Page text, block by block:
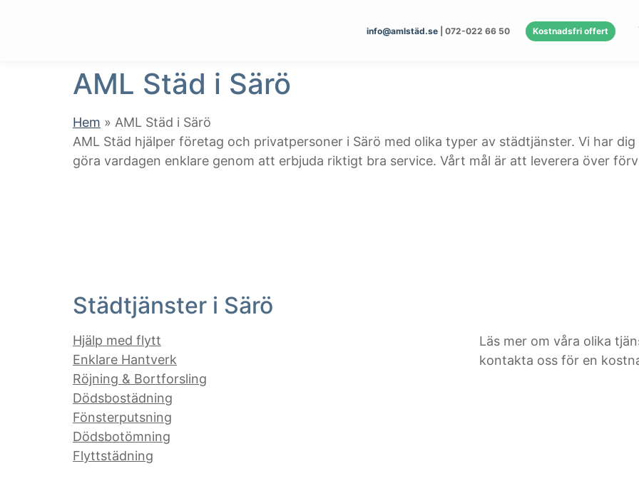
info@amlstäd.se | 072-022 66 50 Kostnadsfri offert
AML Städ i Särö
Hem » AML Städ i Särö
AML Städ hjälper företag och privatpersoner i Särö med olika typer av städtjänster. Vi har
göra vardagen enklare genom att erbjuda riktigt bra service. Vårt mål är att leverera över
Städtjänster i Särö
Hjälp med flytt
Enklare Hantverk
Röjning & Bortforsling
Dödsbostädning
Fönsterputsning
Dödsbotömning
Flyttstädning
Läs mer om våra olika
kontakta oss för en